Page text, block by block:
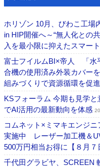
ホリゾン 10月、びわこ工場
in HIP開催へ～“無人化との
入を最小限に抑えたスマー
富士フイルムBI×帝人 「水
合機の使用済み外装カバー
組みづくりで資源循環を促進
KSフォーラム 今期も見学
でAI活用の最新動向を体感
コムネット×ミマキエンジ
実施中 レーザー加工機＆
500万円相当お得に【８月７
千代田グラビヤ、SCREEN